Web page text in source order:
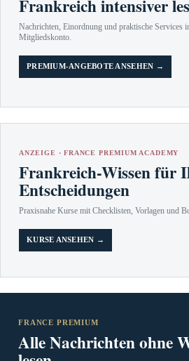
Frankreich intensiver
Nachrichten, Einordnung und praktische Services
Mitgliedskonto.
PREMIUM-ANGEBOTE ANSEHEN →
ANZEIGE · FRANCE PREMIUM ACADEMY
Frankreich-Wissen für
Entscheidungen
Praxisnahe Kurse mit Checklisten, Vorlagen und
KURSE ANSEHEN →
FRANCE PREMIUM
Alle Nachrichten ohne